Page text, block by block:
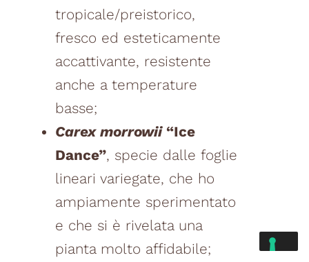
tropicale/preistorico,
fresco ed esteticamente
accattivante, resistente
anche a temperature
basse;
Carex morrowii “Ice
Dance”, specie dalle foglie
lineari variegate, che ho
ampiamente sperimentato
e che si è rivelata una
pianta molto affidabile;